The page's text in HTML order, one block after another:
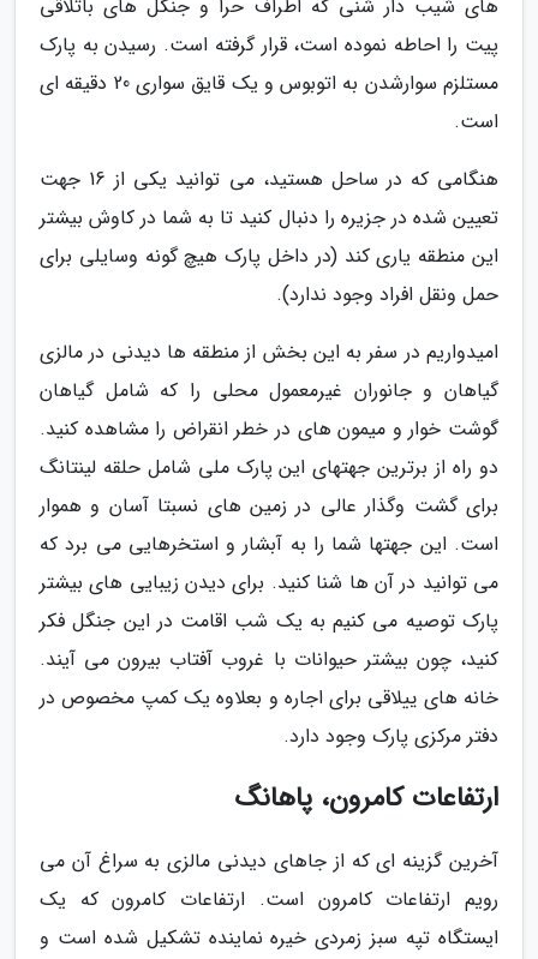
های شیب دار شنی که اطراف حرا و جنگل های باتلاقی
پیت را احاطه نموده است، قرار گرفته است. رسیدن به پارک
مستلزم سوارشدن به اتوبوس و یک قایق سواری 20 دقیقه ای
است.
هنگامی که در ساحل هستید، می توانید یکی از 16 جهت
تعیین شده در جزیره را دنبال کنید تا به شما در کاوش بیشتر
این منطقه یاری کند (در داخل پارک هیچ گونه وسایلی برای
حمل ونقل افراد وجود ندارد).
امیدواریم در سفر به این بخش از منطقه ها دیدنی در مالزی
گیاهان و جانوران غیرمعمول محلی را که شامل گیاهان
گوشت خوار و میمون های در خطر انقراض را مشاهده کنید.
دو راه از برترین جهتهای این پارک ملی شامل حلقه لینتانگ
برای گشت وگذار عالی در زمین های نسبتا آسان و هموار
است. این جهتها شما را به آبشار و استخرهایی می برد که
می توانید در آن ها شنا کنید. برای دیدن زیبایی های بیشتر
پارک توصیه می کنیم به یک شب اقامت در این جنگل فکر
کنید، چون بیشتر حیوانات با غروب آفتاب بیرون می آیند.
خانه های ییلاقی برای اجاره و بعلاوه یک کمپ مخصوص در
دفتر مرکزی پارک وجود دارد.
ارتفاعات کامرون، پاهانگ
آخرین گزینه ای که از جاهای دیدنی مالزی به سراغ آن می
رویم ارتفاعات کامرون است. ارتفاعات کامرون که یک
ایستگاه تپه سبز زمردی خیره نماینده تشکیل شده است و